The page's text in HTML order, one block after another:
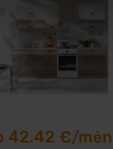
42.42 €/